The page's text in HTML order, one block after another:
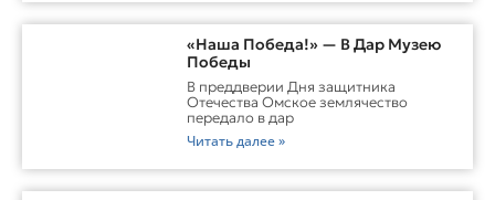
«Наша Победа!» — В Дар Музею
Победы
В преддверии Дня защитника
Отечества Омское землячество
передало в дар
Читать далее »